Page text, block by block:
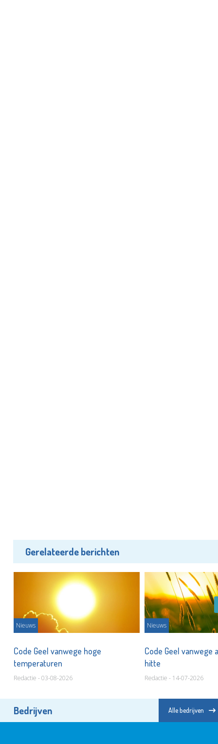
Gerelateerde berichten
Nieuws
Code Geel vanwege hoge
temperaturen
Redactie - 03-08-2026
Nieuws
Code Geel vanwege
hitte
Redactie - 14-07-2026
Bedrijven Alle bedrijven